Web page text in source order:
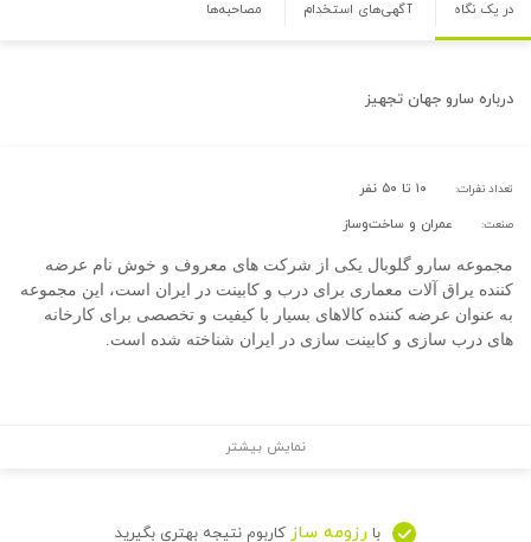
در یک نگاه آگهی‌های استخدام مصاحبه‌ها
درباره سارو جهان تجهیز
تعداد نفرات: ۱۰ تا ۵۰ نفر
صنعت: عمران و ساخت‌وساز
مجموعه سارو گلوبال یکی از شرکت های معروف و خوش نام عرضه
کننده یراق آلات معماری برای درب و کابینت در ایران است، این مجموعه
به عنوان عرضه کننده کالاهای بسیار با کیفیت و تخصصی برای کارخانه
های درب سازی و کابینت سازی در ایران شناخته شده است.
نمایش بیشتر
با رزومه ساز کاربوم نتیجه بهتری بگیرید